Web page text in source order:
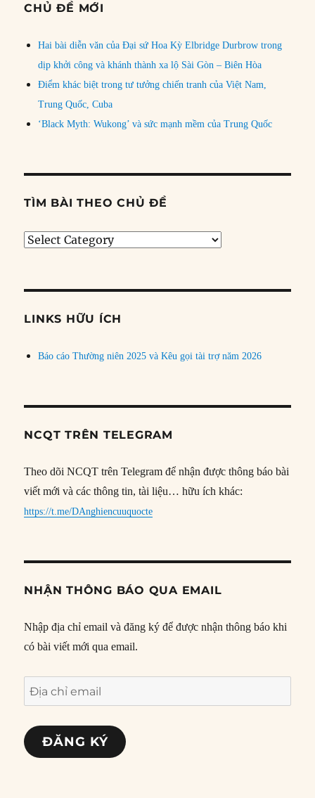
CHỦ ĐỀ MỚI
Hai bài diễn văn của Đại sứ Hoa Kỳ Elbridge Durbrow trong
dịp khởi công và khánh thành xa lộ Sài Gòn – Biên Hòa
Điểm khác biệt trong tư tưởng chiến tranh của Việt Nam,
Trung Quốc, Cuba
‘Black Myth: Wukong’ và sức mạnh mềm của Trung Quốc
TÌM BÀI THEO CHỦ ĐỀ
Tìm
đề
LINKS HỮU ÍCH
Báo cáo Thường niên 2025 và Kêu gọi tài trợ năm 2026
NCQT TRÊN TELEGRAM
Theo dõi NCQT trên Telegram để nhận được thông báo bài
viết mới và các thông tin, tài liệu… hữu ích khác:
https://t.me/DAnghiencuuquocte
NHẬN THÔNG BÁO QUA EMAIL
Nhập địa chỉ email và đăng ký để được nhận thông báo khi
có bài viết mới qua email.
Địa
chỉ
email
ĐĂNG KÝ